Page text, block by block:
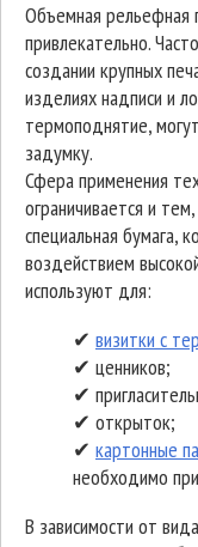
Объемная рельефная
привлекательно.
создании крупных
изделиях надписи и
термоподнятие,
задумку.
Сфера применения
ограничивается и
специальная бумага,
воздействием
используют для:
✔ визитки с
✔ ценников;
✔
✔ открыток;
✔ картонные
необходимо
В зависимости от